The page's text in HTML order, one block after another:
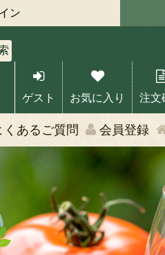
ン
ゲスト お気に入り 注文
くあるご質問 会員登録